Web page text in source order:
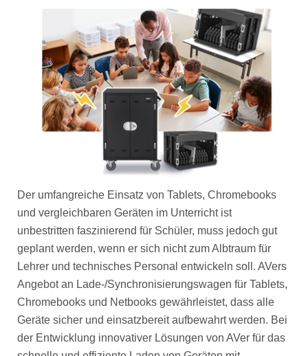
Der umfangreiche Einsatz von Tablets, Chromebooks
und vergleichbaren Geräten im Unterricht ist
unbestritten faszinierend für Schüler, muss jedoch gut
geplant werden, wenn er sich nicht zum Albtraum für
Lehrer und technisches Personal entwickeln soll. AVers
Angebot an Lade-/Synchronisierungswagen für Tablets,
Chromebooks und Netbooks gewährleistet, dass alle
Geräte sicher und einsatzbereit aufbewahrt werden. Bei
der Entwicklung innovativer Lösungen von AVer für das